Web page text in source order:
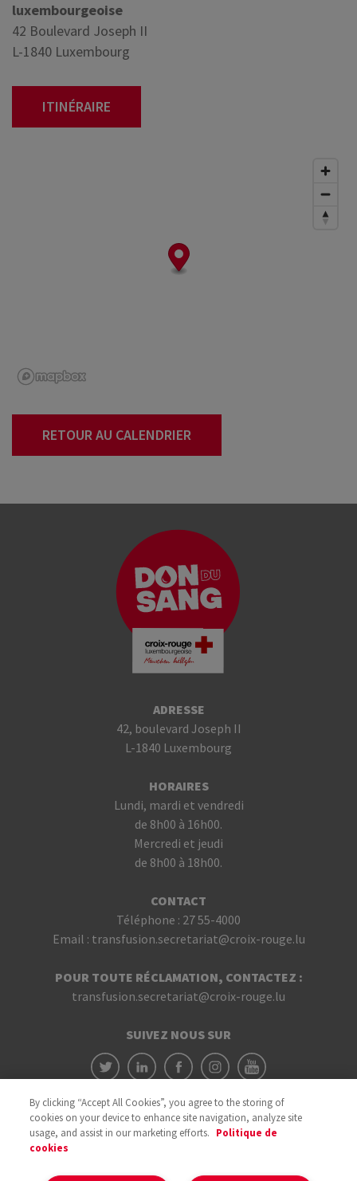
luxembourgeoise
42 Boulevard Joseph II
L-1840 Luxembourg
ITINÉRAIRE
RETOUR AU CALENDRIER
ADRESSE
42, boulevard Joseph II
L-1840 Luxembourg
HORAIRES
Lundi, mardi et vendredi
de 8h00 à 16h00.
Mercredi et jeudi
de 8h00 à 18h00.
CONTACT
Téléphone : 27 55-4000
Email : transfusion.secretariat@croix-rouge.lu
POUR TOUTE RÉCLAMATION, CONTACTEZ :
transfusion.secretariat@croix-rouge.lu
SUIVEZ NOUS SUR
By clicking “Accept All Cookies”, you agree to the storing of
cookies on your device to enhance site navigation, analyze site
usage, and assist in our marketing efforts. Politique de
cookies